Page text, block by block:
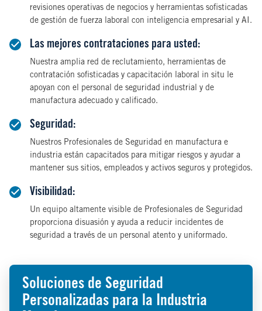
Soluciones de Seguridad
Personalizadas para la Industria
revisiones operativas de negocios y herramientas sofisticadas
de gestión de fuerza laboral con inteligencia empresarial y AI.
Las mejores contrataciones para usted:
Nuestra amplia red de reclutamiento, herramientas de
contratación sofisticadas y capacitación laboral in situ le
apoyan con el personal de seguridad industrial y de
manufactura adecuado y calificado.
Seguridad:
Nuestros Profesionales de Seguridad en manufactura e
industria están capacitados para mitigar riesgos y ayudar a
mantener sus sitios, empleados y activos seguros y protegidos.
Visibilidad:
Un equipo altamente visible de Profesionales de Seguridad
proporciona disuasión y ayuda a reducir incidentes de
seguridad a través de un personal atento y uniformado.